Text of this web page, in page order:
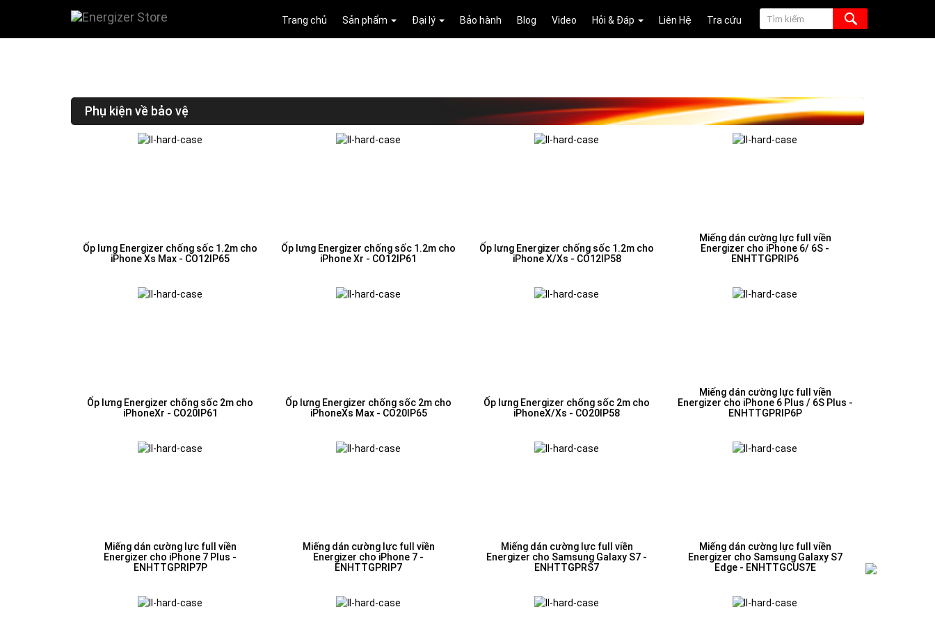
Trang chủ Sản phẩm Đại lý Bảo hành Blog Video Hỏi & Đáp Liên Hệ Tra cứu
Phụ kiện về bảo vệ
Ốp lưng Energizer chống sốc 1.2m cho
iPhone Xs Max - CO12IP65
Ốp lưng Energizer chống sốc 1.2m cho
iPhone Xr - CO12IP61
Ốp lưng Energizer chống sốc 1.2m cho
iPhone X/Xs - CO12IP58
Miếng dán cường lực full viền
Energizer cho iPhone 6/ 6S -
ENHTTGPRIP6
Ốp lưng Energizer chống sốc 2m cho
iPhoneXr - CO20IP61
Ốp lưng Energizer chống sốc 2m cho
iPhoneXs Max - CO20IP65
Ốp lưng Energizer chống sốc 2m cho
iPhoneX/Xs - CO20IP58
Miếng dán cường lực full viền
Energizer cho iPhone 6 Plus / 6S Plus -
ENHTTGPRIP6P
Miếng dán cường lực full viền
Energizer cho iPhone 7 Plus -
ENHTTGPRIP7P
Miếng dán cường lực full viền
Energizer cho iPhone 7 -
ENHTTGPRIP7
Miếng dán cường lực full viền
Energizer cho Samsung Galaxy S7 -
ENHTTGPRS7
Miếng dán cường lực full viền
Energizer cho Samsung Galaxy S7
Edge - ENHTTGCUS7E